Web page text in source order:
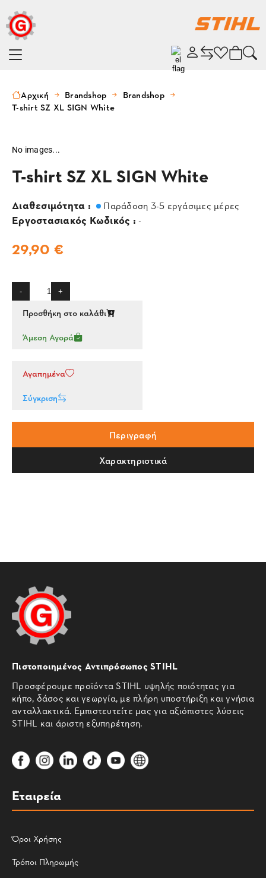
Αρχική Brandshop
Brandshop
T-shirt SZ XL SIGN White
No images...
T-shirt SZ XL SIGN White
Διαθεσιμότητα : Παράδοση 3-5 εργάσιμες μέρες
Εργοστασιακός Κωδικός : -
29,90 €
- +
Προσθήκη στο καλάθι
Άμεση Αγορά
Αγαπημένα
Σύγκριση
Περιγραφή
Χαρακτηριστικά
Πιστοποιημένος Αντιπρόσωπος STIHL
Προσφέρουμε προϊόντα STIHL υψηλής ποιότητας για
κήπο, δάσος και γεωργία, με πλήρη υποστήριξη και γνήσια
ανταλλακτικά. Εμπιστευτείτε μας για αξιόπιστες λύσεις
STIHL και άριστη εξυπηρέτηση.
Εταιρεία
Όροι Χρήσης
Τρόποι Πληρωμής